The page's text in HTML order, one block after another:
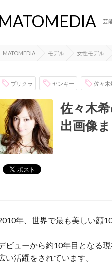
芸
MATOMEDIA モデル 女性モデル
プリクラ ヤンキー 佐々木
佐々木
出画像
年、世界で最も美しい顔
ビューから約10年目となる
い活躍をされています。